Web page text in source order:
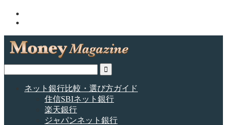
ネット銀行比較・選び方ガイド
住信SBIネット銀行
楽天銀行
ジャパンネット銀行